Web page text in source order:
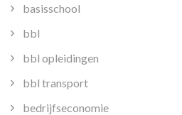
basisschool
bbl
bbl opleidingen
bbl transport
bedrijfseconomie